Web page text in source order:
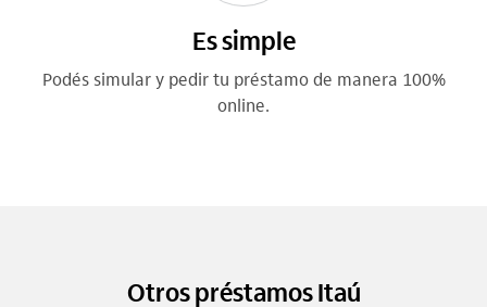
Es simple
Podés simular y pedir tu préstamo de manera 100%
online.
Otros préstamos Itaú